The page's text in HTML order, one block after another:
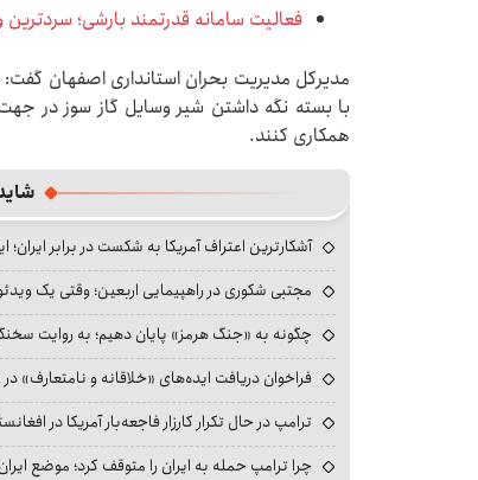
فعالیت سامانه قدرتمند بارشی؛
مدیرکل مدیریت بحران استانداری اصفهان
با بسته نگه داشتن شیر وسایل گاز سوز در
همکاری کنند.
آشکارترین اعتراف آمریکا به شکست در برابر ایران؛
مجتبی شکوری در راهپیمایی اربعین؛ وقتی یک
چگونه به «جنگ هرمز» پایان دهیم؛ به روایت
فراخوان دریافت ایده‌های «خلاقانه و نامتعارف»
ترامپ در حال تکرار کارزار فاجعه‌بار آمریکا در
چرا ترامپ حمله به ایران را متوقف کرد؛ موضع